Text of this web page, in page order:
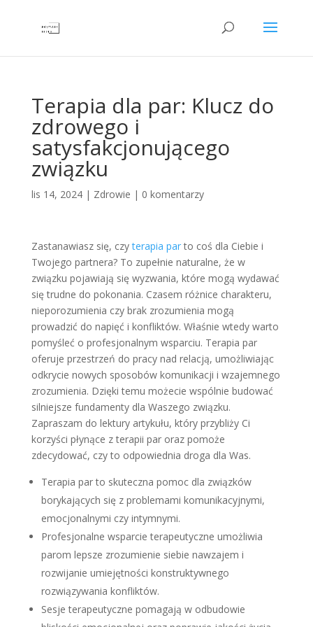
Terapia dla par: Klucz do
zdrowego i
satysfakcjonującego
związku
lis 14, 2024| Zdrowie | 0 komentarzy
Zastanawiasz się, czyterapia parto coś dla Ciebie i
Twojego partnera? To zupełnie naturalne, że w
związku pojawiają się wyzwania, które mogą wydawać
się trudne do pokonania. Czasem różnice charakteru,
nieporozumienia czy brak zrozumienia mogą
prowadzić do napięć i konfliktów. Właśnie wtedy warto
pomyśleć o profesjonalnym wsparciu. Terapia par
oferuje przestrzeń do pracy nad relacją, umożliwiając
odkrycie nowych sposobów komunikacji i wzajemnego
zrozumienia. Dzięki temu możecie wspólnie budować
silniejsze fundamenty dla Waszego związku.
Zapraszam do lektury artykułu, który przybliży Ci
korzyści płynące z terapii par oraz pomoże
zdecydować, czy to odpowiednia droga dla Was.
Terapia par to skuteczna pomoc dla związków
borykających się z problemami komunikacyjnymi,
emocjonalnymi czy intymnymi.
Profesjonalne wsparcie terapeutyczne umożliwia
parom lepsze zrozumienie siebie nawzajem i
rozwijanie umiejętności konstruktywnego
rozwiązywania konfliktów.
Sesje terapeutyczne pomagają w odbudowie